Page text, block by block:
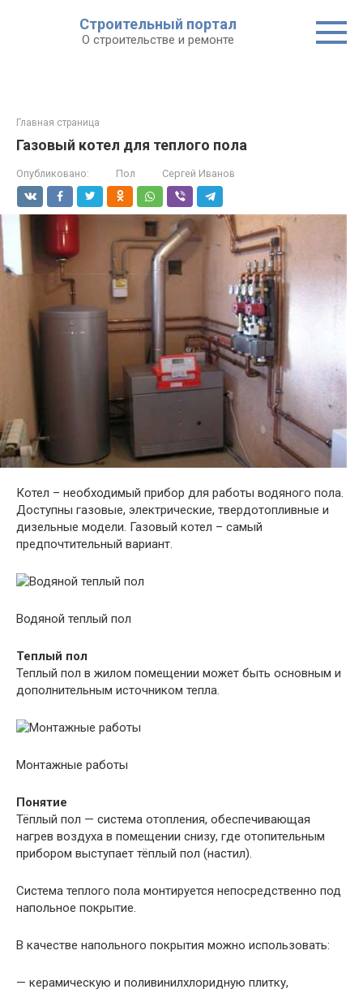
Строительный портал
О строительстве и ремонте
Главная страница
Газовый котел для теплого пола
Опубликовано: Пол Сергей Иванов
Котел – необходимый прибор для работы водяного пола.
Доступны газовые, электрические, твердотопливные и
дизельные модели. Газовый котел – самый
предпочтительный вариант.
Водяной теплый пол
Теплый пол
Теплый пол в жилом помещении может быть основным и
дополнительным источником тепла.
Монтажные работы
Понятие
Тёплый пол — система отопления, обеспечивающая
нагрев воздуха в помещении снизу, где отопительным
прибором выступает тёплый пол (настил).
Система теплого пола монтируется непосредственно под
напольное покрытие.
В качестве напольного покрытия можно использовать:
— керамическую и поливинилхлоридную плитку,